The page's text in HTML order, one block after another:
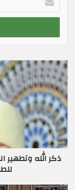
خ
ب
ي
د
ك
ا
ل
إ
ل
ك
ت
و
ي